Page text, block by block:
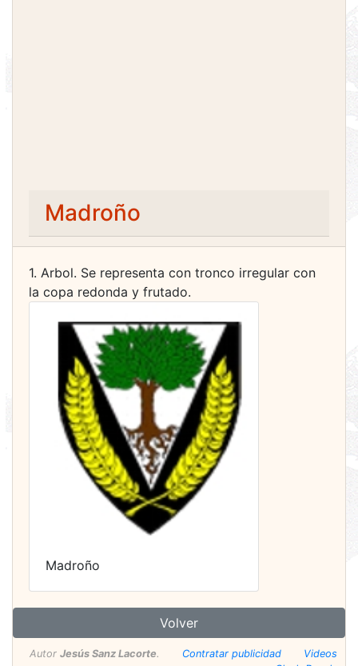
Madroño
1. Arbol. Se representa con tronco irregular con
la copa redonda y frutado.
Madroño
Volver
Autor Jesús Sanz Lacorte. Contratar publicidad
Videos